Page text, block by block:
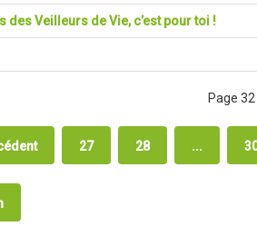
des Veilleurs de Vie, c’est pour toi !
Page
27 28 ...